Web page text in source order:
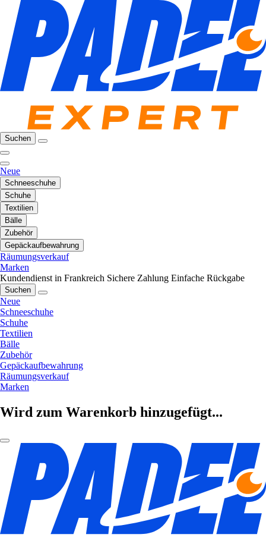
Suchen
Neue
Schneeschuhe
Schuhe
Textilien
Bälle
Zubehör
Gepäckaufbewahrung
Räumungsverkauf
Marken
Kundendienst in Frankreich Sichere Zahlung Einfache Rückgabe
Suchen
Neue
Schneeschuhe
Schuhe
Textilien
Bälle
Zubehör
Gepäckaufbewahrung
Räumungsverkauf
Marken
Wird zum Warenkorb hinzugefügt...